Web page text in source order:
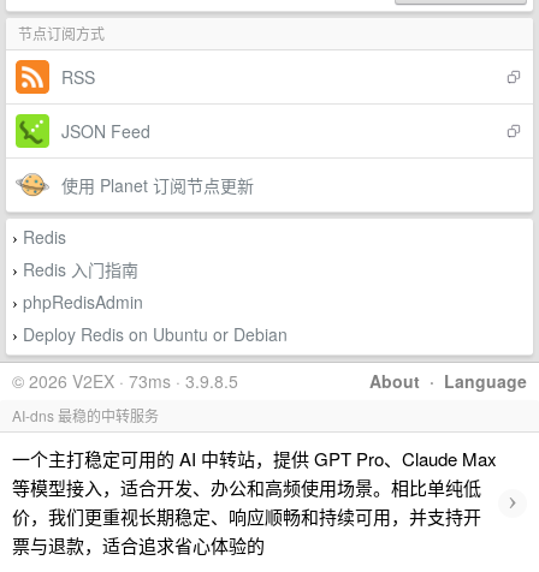
节点订阅方式
RSS
JSON Feed
使用 Planet 订阅节点更新
› Redis
› Redis 入门指南
› phpRedisAdmin
› Deploy Redis on Ubuntu or Debian
About · Language
© 2026 V2EX · 73ms · 3.9.8.5
AI-dns 最稳的中转服务
一个主打稳定可用的 AI 中转站，提供 GPT Pro、Claude Max
等模型接入，适合开发、办公和高频使用场景。相比单纯低
价，我们更重视长期稳定、响应顺畅和持续可用，并支持开
票与退款，适合追求省心体验的
›